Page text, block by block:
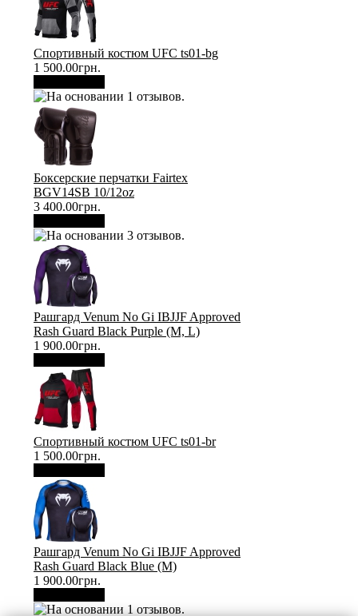
Спортивный костюм UFC ts01-bg
1 500.00грн.
Боксерские перчатки Fairtex
BGV14SB 10/12oz
3 400.00грн.
Рашгард Venum No Gi IBJJF Approved
Rash Guard Black Purple (М, L)
1 900.00грн.
Спортивный костюм UFC ts01-br
1 500.00грн.
Рашгард Venum No Gi IBJJF Approved
Rash Guard Black Blue (М)
1 900.00грн.